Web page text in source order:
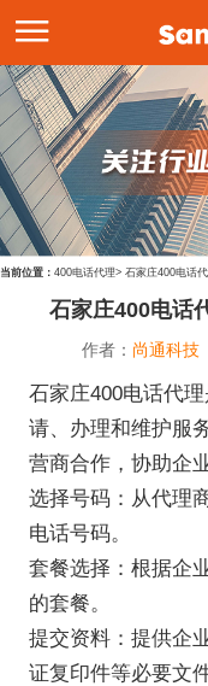
当前位置： 400电话代理> 石家庄400电话
石家庄400电话
作者： 尚通科技
石家庄400电话代
请、办理和维护服
营商合作，协助企
选择号码：从代理
电话号码。
套餐选择：根据企
的套餐。
提交资料：提供企
证复印件等必要文件